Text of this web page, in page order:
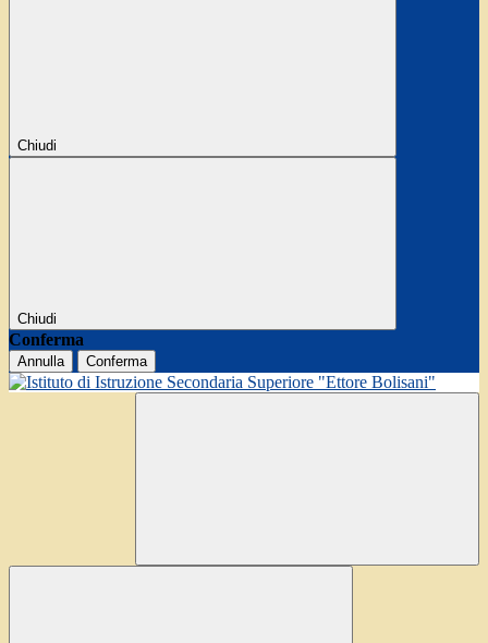
Chiudi
Chiudi
Conferma
Annulla Conferma